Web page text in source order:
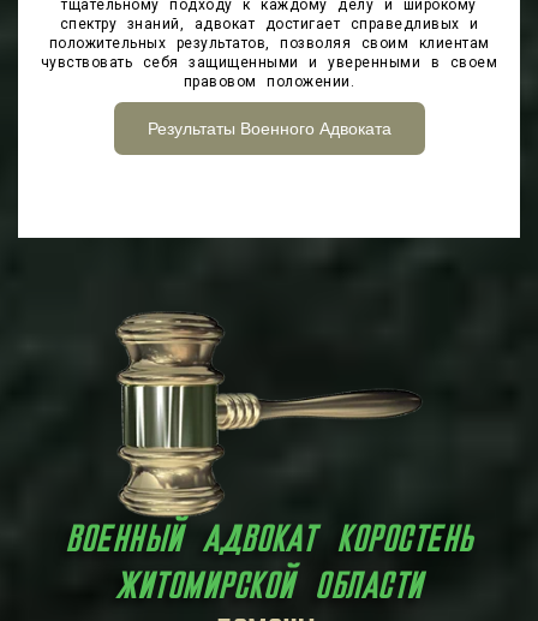
тщательному подходу к каждому делу и широкому
спектру знаний, адвокат достигает справедливых и
положительных результатов, позволяя своим клиентам
чувствовать себя защищенными и уверенными в своем
правовом положении.
Результаты Военного Адвоката
ВОЕННЫЙ АДВОКАТ КОРОСТЕНЬ
ЖИТОМИРСКОЙ ОБЛАСТИ